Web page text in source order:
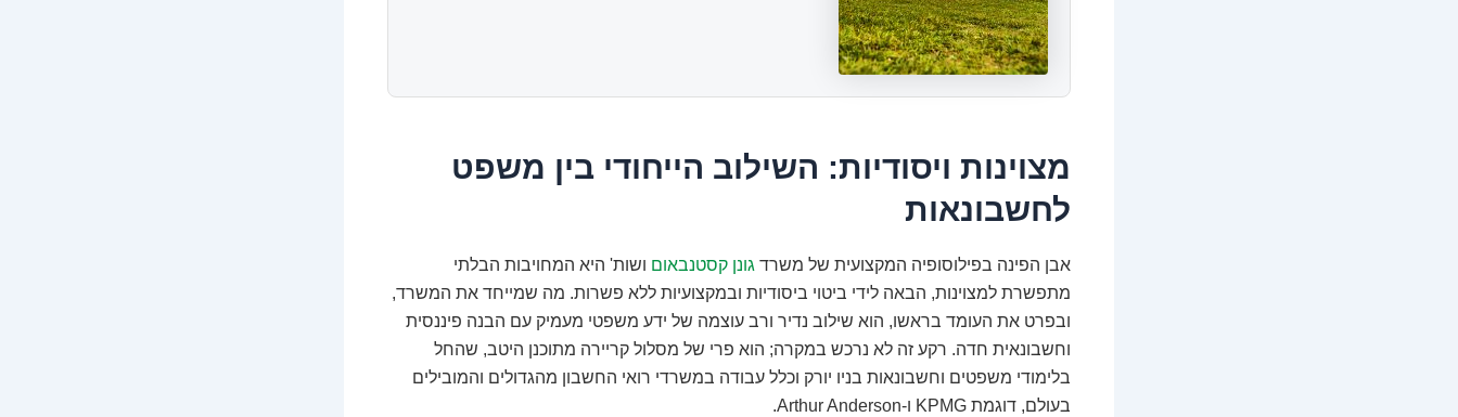
מצוינות ויסודיות: השילוב הייחודי בין משפט
לחשבונאות
אבן הפינה בפילוסופיה המקצועית של משרד גונן קסטנבאום ושות' היא המחויבות הבלתי
מתפשרת למצוינות, הבאה לידי ביטוי ביסודיות ובמקצועיות ללא פשרות. מה שמייחד את המשרד,
ובפרט את העומד בראשו, הוא שילוב נדיר ורב עוצמה של ידע משפטי מעמיק עם הבנה פיננסית
וחשבונאית חדה. רקע זה לא נרכש במקרה; הוא פרי של מסלול קריירה מתוכנן היטב, שהחל
בלימודי משפטים וחשבונאות בניו יורק וכלל עבודה במשרדי רואי החשבון מהגדולים והמובילים
בעולם, דוגמת KPMG ו-Arthur Anderson.